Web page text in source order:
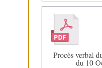
Procès verbal
du 10